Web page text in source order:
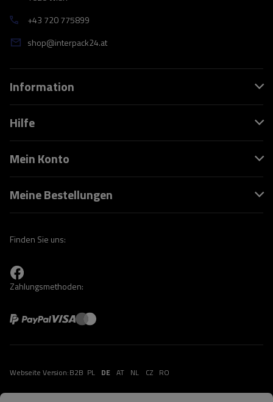
+43 720 775899
shop@interpack24.at
Information
Hilfe
Mein Konto
Meine Bestellungen
Finden Sie uns:
Zahlungsmethoden:
Webseite Version:B2B PL DE AT NL CZ RO